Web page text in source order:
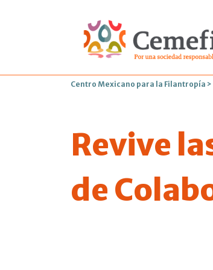
Centro Mexicano para la Filantropía >
Revive
de